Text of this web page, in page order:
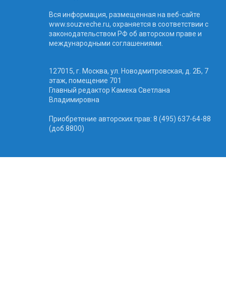
Вся информация, размещенная на веб-сайте
www.souzveche.ru, охраняется в соответствии с
законодательством РФ об авторском праве и
международными соглашениями.
127015, г. Москва, ул. Новодмитровская, д. 2Б, 7
этаж, помещение 701
Главный редактор Камека Светлана
Владимировна
Приобретение авторских прав: 8 (495) 637-64-88
(доб.8800)